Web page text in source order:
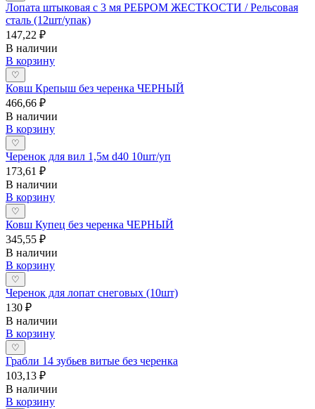
Лопата штыковая с 3 мя РЕБРОМ ЖЕСТКОСТИ / Рельсовая
сталь (12шт/упак)
147,22 ₽
В наличии
В корзину
♡
Ковш Крепыш без черенка ЧЕРНЫЙ
466,66 ₽
В наличии
В корзину
♡
Черенок для вил 1,5м d40 10шт/уп
173,61 ₽
В наличии
В корзину
♡
Ковш Купец без черенка ЧЕРНЫЙ
345,55 ₽
В наличии
В корзину
♡
Черенок для лопат снеговых (10шт)
130 ₽
В наличии
В корзину
♡
Грабли 14 зубьев витые без черенка
103,13 ₽
В наличии
В корзину